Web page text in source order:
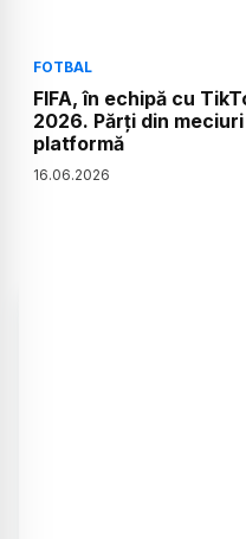
FOTBAL
FIFA, în echipă cu
2026. Părți din
platformă
16.06.2026